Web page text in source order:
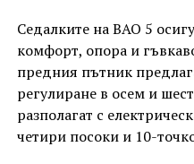
Седалките на BAO 5
комфорт, опора и
предния пътник
регулиране в осем и
разполагат с
четири посоки и 10-